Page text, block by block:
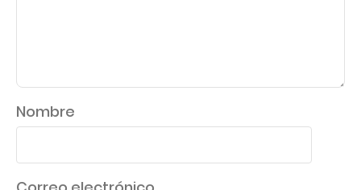
Nombre